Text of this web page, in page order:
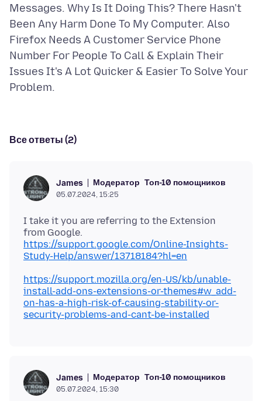
Messages. Why Is It Doing This? There Hasn't
Been Any Harm Done To My Computer. Also
Firefox Needs A Customer Service Phone
Number For People To Call & Explain Their
Issues It's A Lot Quicker & Easier To Solve Your
Все ответы (2)
James Модератор Топ-10 помощников
05.07.2024, 15:25
I take it you are referring to the Extension
from Google.
https://support.google.com/Online-Insights-
Study-Help/answer/13718184?hl=en
https://support.mozilla.org/en-US/kb/unable-
install-add-ons-extensions-or-themes#w_add-
on-has-a-high-risk-of-causing-stability-or-
security-problems-and-cant-be-installed
James Модератор Топ-10 помощников
05.07.2024, 15:30